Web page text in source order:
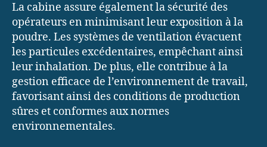
La cabine assure également la sécurité des
opérateurs en minimisant leur exposition à la
poudre. Les systèmes de ventilation évacuent
les particules excédentaires, empêchant ainsi
leur inhalation. De plus, elle contribue à la
gestion efficace de l’environnement de travail,
favorisant ainsi des conditions de production
sûres et conformes aux normes
environnementales.